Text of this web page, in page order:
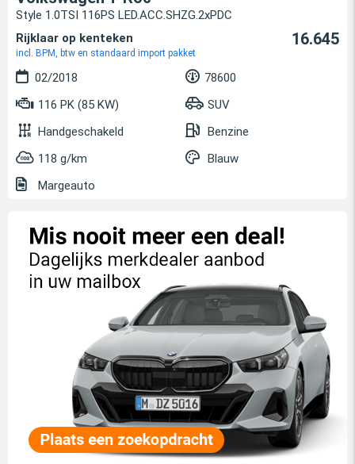
Style 1.0TSI 116PS LED.ACC.SHZG.2xPDC
Rijklaar op kenteken
incl. BPM, btw en standaard import pakket
16.645
02/2018
78600
116 PK (85 KW)
SUV
Handgeschakeld
Benzine
118 g/km
Blauw
Margeauto